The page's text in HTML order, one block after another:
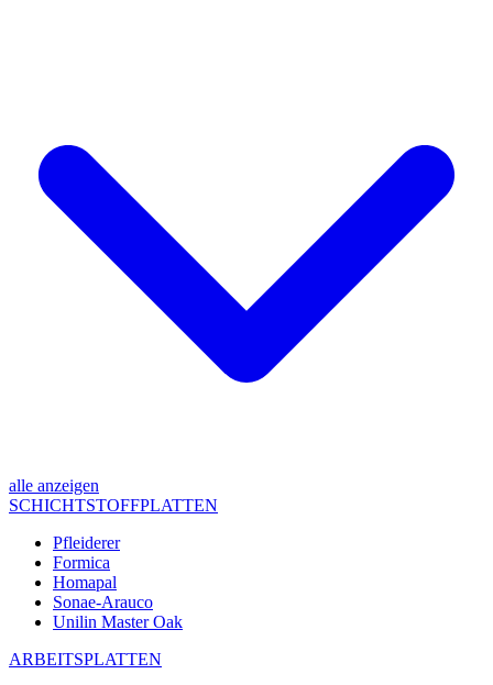
alle anzeigen
SCHICHTSTOFFPLATTEN
Pfleiderer
Formica
Homapal
Sonae-Arauco
Unilin Master Oak
ARBEITSPLATTEN